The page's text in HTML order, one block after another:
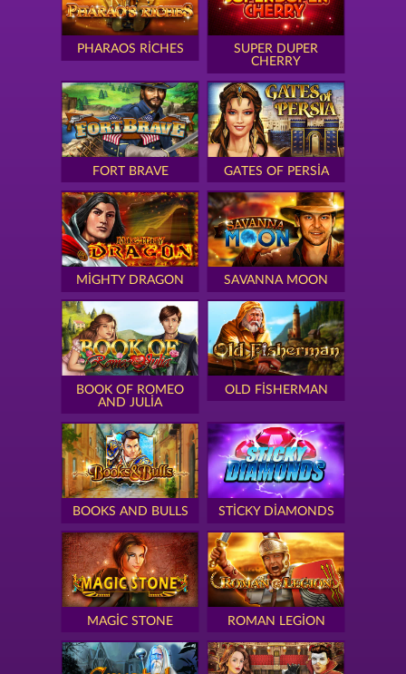
PHARAOS RICHES
SUPER DUPER
CHERRY
FORT BRAVE GATES OF PERSIA
MIGHTY DRAGON SAVANNA MOON
BOOK OF ROMEO
AND JULIA
OLD FISHERMAN
BOOKS AND BULLS STICKY DIAMONDS
MAGIC STONE ROMAN LEGION